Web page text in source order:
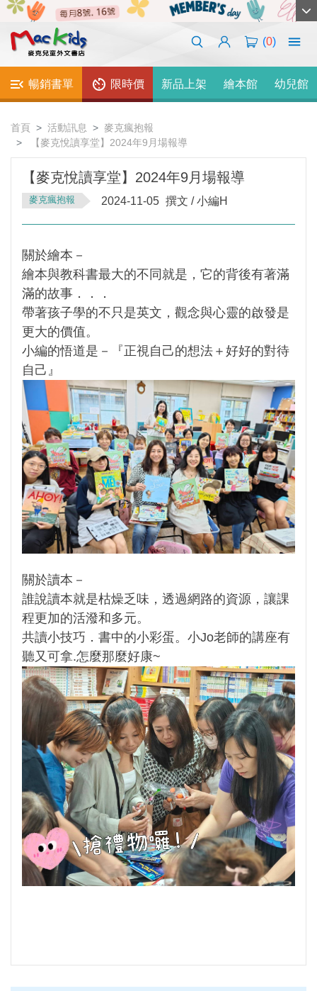
(0)
暢銷書單 限時價 新品上架 繪本館 幼兒館
首頁 活動訊息
麥克瘋抱報
【麥克悅讀享堂】2024年9月場報導
【麥克悅讀享堂】2024年9月場報導
麥克瘋抱報 2024-11-05 撰文 / 小編H
關於繪本－
繪本與教科書最大的不同就是，它的背後有著滿
滿的故事．．．
帶著孩子學的不只是英文，觀念與心靈的啟發是
更大的價值。
小編的悟道是－『正視自己的想法＋好好的對待
自己』
關於讀本－
誰說讀本就是枯燥乏味，透過網路的資源，讓課
程更加的活潑和多元。
共讀小技巧．書中的小彩蛋。小Jo老師的講座有
聽又可拿.怎麼那麼好康~